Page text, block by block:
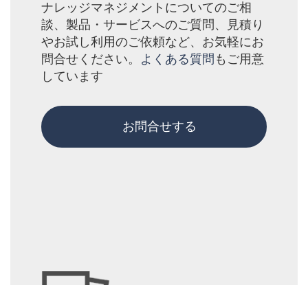
ナレッジマネジメントについてのご相
談、製品・サービスへのご質問、見積り
やお試し利用のご依頼など、お気軽にお
問合せください。 よくある質問 もご用意
しています
お問合せする